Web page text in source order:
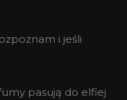
i jeśli
pasują do elfiej